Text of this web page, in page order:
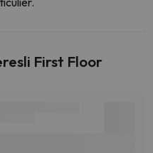
First Floor